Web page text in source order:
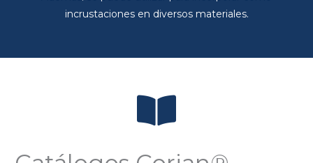
incrustaciones en diversos materiales.